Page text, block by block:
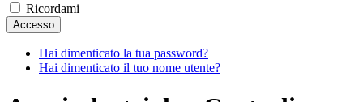
Ricordami
Accesso
Hai dimenticato la tua password?
Hai dimenticato il tuo nome utente?